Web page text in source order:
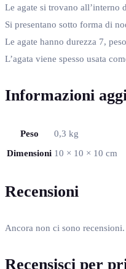
Le agate si trovano all’interno
Si presentano sotto forma di
Le agate hanno durezza 7,
L’agata viene spesso usata
Informazioni
Peso
0,3 kg
Dimensioni 10 × 10 × 10 cm
Recensioni
Ancora non ci sono recensioni.
Recensisci per